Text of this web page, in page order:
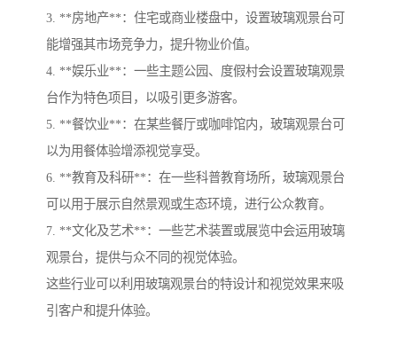
3. **房地产**：住宅或商业楼盘中，设置玻璃观景台可
能增强其市场竞争力，提升物业价值。
4. **娱乐业**：一些主题公园、度假村会设置玻璃观景
台作为特色项目，以吸引更多游客。
5. **餐饮业**：在某些餐厅或咖啡馆内，玻璃观景台可
以为用餐体验增添视觉享受。
6. **教育及科研**：在一些科普教育场所，玻璃观景台
可以用于展示自然景观或生态环境，进行公众教育。
7. **文化及艺术**：一些艺术装置或展览中会运用玻璃
观景台，提供与众不同的视觉体验。
这些行业可以利用玻璃观景台的特设计和视觉效果来吸
引客户和提升体验。